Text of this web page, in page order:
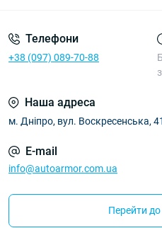
Телефони
+38 (097) 089-70-88
Наша адреса
м. Дніпро, вул. Воскресенська, 41
E-mail
info@autoarmor.com.ua
Перейти до